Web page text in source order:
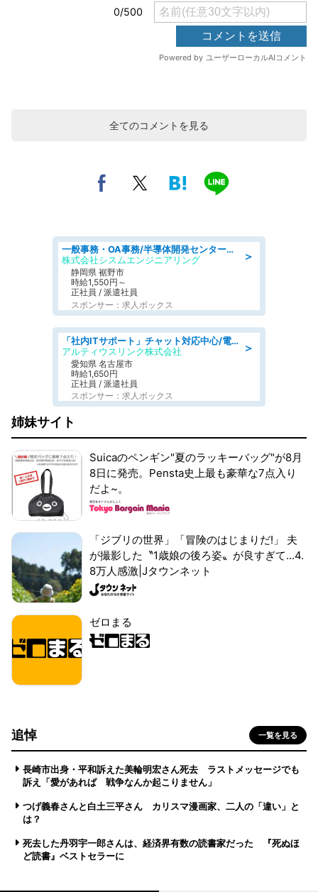
全てのコメントを見る
＞
一般事務・OA事務/半導体開発センター内で事務&軽作業スタッフ、募集
株式会社シスムエンジニアリング
静岡県 裾野市
時給1,550円～
正社員 / 派遣社員
スポンサー：求人ボックス
＞
「社内ITサポート」チャット対応中心/電話少なめ/土日祝休/名古屋市港区
アルティウスリンク株式会社
愛知県 名古屋市
時給1,650円
正社員 / 派遣社員
スポンサー：求人ボックス
姉妹サイト
Suicaのペンギン"夏のラッキーバッグ"が8月
8日に発売。Pensta史上最も豪華な7点入り
だよ~。
「ジブリの世界」「冒険のはじまりだ!」 夫
が撮影した〝1歳娘の後ろ姿〟が良すぎて...4.
8万人感激|Jタウンネット
ゼロまる
追悼 一覧を見る
長崎市出身・平和訴えた美輪明宏さん死去 ラストメッセージでも
訴え「愛があれば 戦争なんか起こりません」
つげ義春さんと白土三平さん カリスマ漫画家、二人の「違い」と
は？
死去した丹羽宇一郎さんは、経済界有数の読書家だった 『死ぬほ
ど読書』ベストセラーに